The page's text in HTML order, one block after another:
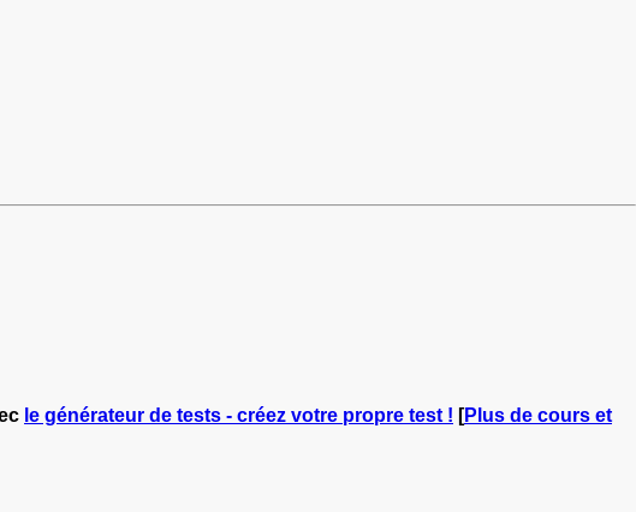
le générateur de tests - créez votre propre test ! [Plus de cours et